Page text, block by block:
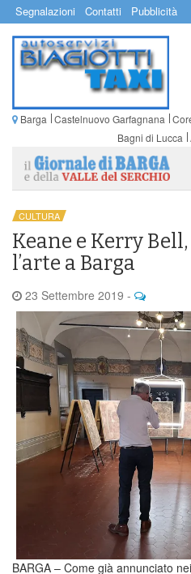
Segnalazioni Contatti Pubblicità
Barga Castelnuovo Garfagnana
Bagni di Lucca
CULTURA
Keane e Kerry
l’arte a Barga
23 Settembre 2019 -
BARGA – Come già annunciato